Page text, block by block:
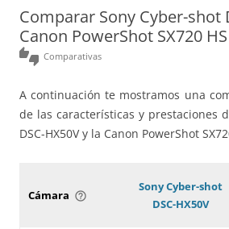
Comparar Sony Cyber-shot
Canon PowerShot SX720 HS
thumbs_up_down Comparativas
A continuación te mostramos una
de las características y prestaciones
DSC-HX50V y la Canon PowerShot
Cámara help_outline
Sony Cyber-shot
DSC-HX50V